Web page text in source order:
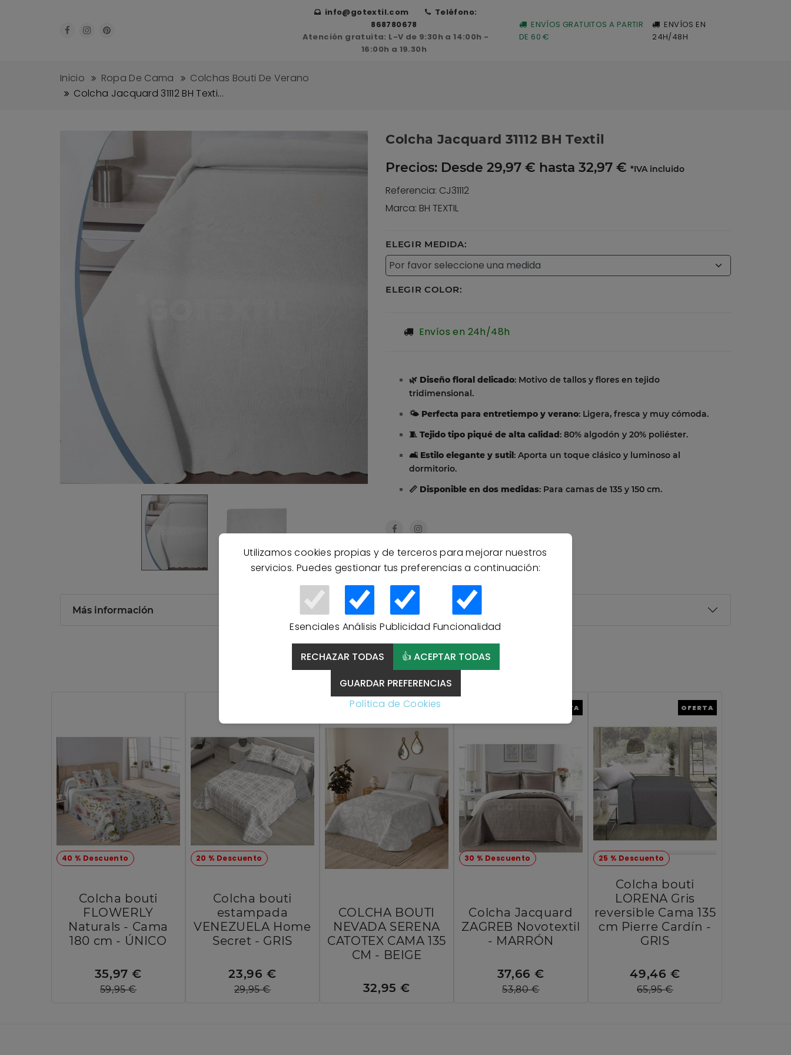
Utilizamos cookies propias y de terceros para mejorar nuestros
servicios. Puedes gestionar tus preferencias a continuación:
Esenciales Análisis Publicidad Funcionalidad
RECHAZAR TODAS
👍 ACEPTAR TODAS
GUARDAR PREFERENCIAS
Política de Cookies
info@gotextil.com
Teléfono:
868780678
Atención gratuita: L-V de 9:30h a 14:00h -
16:00h a 19.30h
ENVÍOS GRATUITOS A PARTIR
DE 60 €
ENVÍOS EN
24H/48H
Inicio Ropa De Cama
Colchas Bouti De Verano
Colcha Jacquard 31112 BH Texti...
Colcha Jacquard 31112 BH Textil
Precios: Desde 29,97 € hasta 32,97 € *IVA incluido
Referencia: CJ31112
Marca: BH TEXTIL
ELEGIR MEDIDA:
ELEGIR COLOR:
Envíos en 24h/48h
🌿 Diseño floral delicado: Motivo de tallos y flores en tejido
tridimensional.
🌤️ Perfecta para entretiempo y verano: Ligera, fresca y muy cómoda.
🧵Tejido tipo piqué de alta calidad: 80% algodón y 20% poliéster.
🛋️ Estilo elegante y sutil: Aporta un toque clásico y luminoso al
dormitorio.
📏 Disponible en dos medidas: Para camas de 135 y 150 cm.
Más información
Productos Relacionados
40 % Descuento
Colcha bouti
FLOWERLY
Naturals - Cama
180 cm - ÚNICO
35,97 €
59,95 €
20 % Descuento
Colcha bouti
estampada
VENEZUELA Home
Secret - GRIS
23,96 €
29,95 €
COLCHA BOUTI
NEVADA SERENA
CATOTEX CAMA 135
CM - BEIGE
32,95 €
30 % Descuento
OFERTA
Colcha Jacquard
ZAGREB Novotextil
- MARRÓN
37,66 €
53,80 €
25 % Descuento
OFERTA
Colcha bouti
LORENA Gris
reversible Cama 135
cm Pierre Cardín -
GRIS
49,46 €
65,95 €